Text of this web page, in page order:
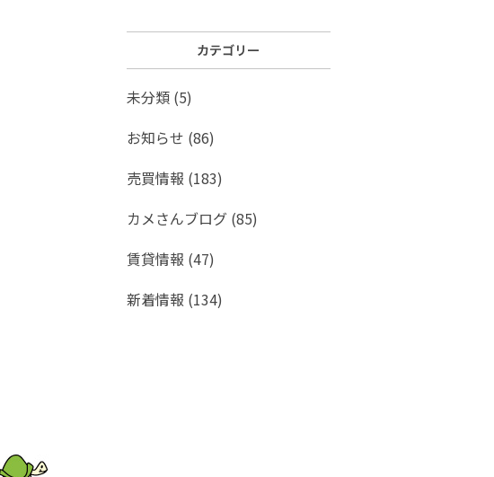
未分類 (5)
お知らせ (86)
売買情報 (183)
カメさんブログ (85)
賃貸情報 (47)
新着情報 (134)